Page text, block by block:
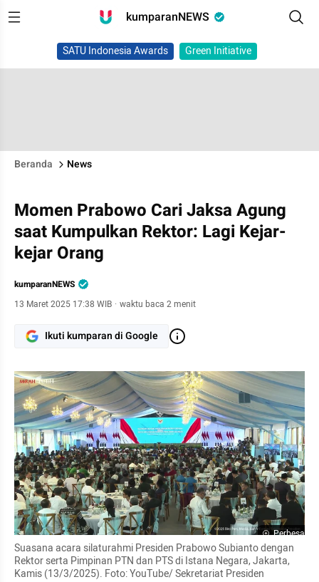
kumparanNEWS
SATU Indonesia Awards Green Initiative
Beranda News
Momen Prabowo Cari Jaksa Agung
saat Kumpulkan Rektor: Lagi Kejar-
kejar Orang
kumparanNEWS
13 Maret 2025 17:38 WIB · waktu baca 2 menit
Ikuti kumparan di Google
Perbesar
Suasana acara silaturahmi Presiden Prabowo Subianto dengan
Rektor serta Pimpinan PTN dan PTS di Istana Negara, Jakarta,
Kamis (13/3/2025). Foto: YouTube/ Sekretariat Presiden